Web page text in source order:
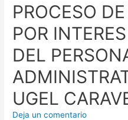
PROCESO
POR
DEL
UGEL
Deja un comentario